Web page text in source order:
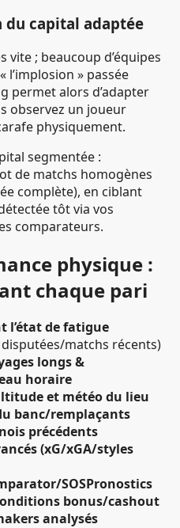
capital adaptée
vite ; beaucoup d’équipes
» passée
permet alors d’adapter
observez un joueur
physiquement.
segmentée :
de matchs homogènes
complète), en ciblant
tôt via vos
comparateurs.
physique :
chaque pari
l’état de fatigue
matchs récents)
longs &
horaire
et météo du lieu
banc/remplaçants
précédents
(xG/xGA/styles
SOSPronostics
bonus/cashout
analysés